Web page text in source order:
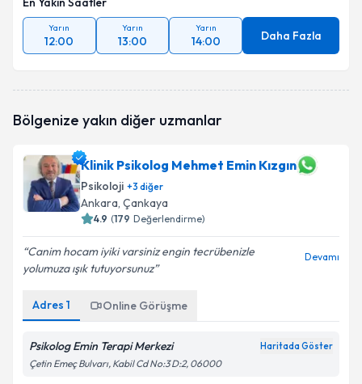
Yarın
12:00
Yarın
13:00
Yarın
14:00 Daha Fazla
Bölgenize yakın diğer uzmanlar
Klinik Psikolog Mehmet Emin Kızgın
Psikoloji +3 diğer
Ankara, Çankaya
4.9 (179 Değerlendirme)
Canim hocam iyiki varsiniz engin tecrübenizle
yolumuza ışık tutuyorsunuz
Devamı
Adres 1 Online Görüşme
Psikolog Emin Terapi Merkezi Haritada Göster
Çetin Emeç Bulvarı, Kabil Cd No:3 D:2, 06000